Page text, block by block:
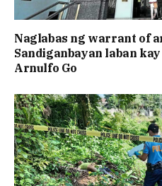
Naglabas ng warrant of
Sandiganbayan laban
Arnulfo Go